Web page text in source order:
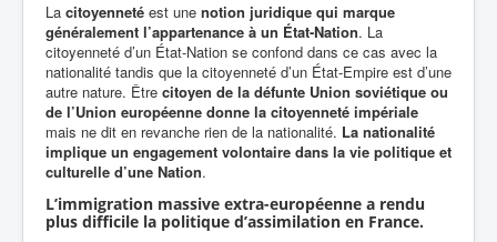
La citoyenneté est une notion juridique qui marque
généralement l’appartenance à un État-Nation. La
citoyenneté d’un État-Nation se confond dans ce cas avec la
nationalité tandis que la citoyenneté d’un État-Empire est d’une
autre nature. Être citoyen de la défunte Union soviétique ou
de l’Union européenne donne la citoyenneté impériale
mais ne dit en revanche rien de la nationalité. La nationalité
implique un engagement volontaire dans la vie politique et
culturelle d’une Nation.
L’immigration massive extra-européenne a rendu
plus difficile la politique d’assimilation en France.